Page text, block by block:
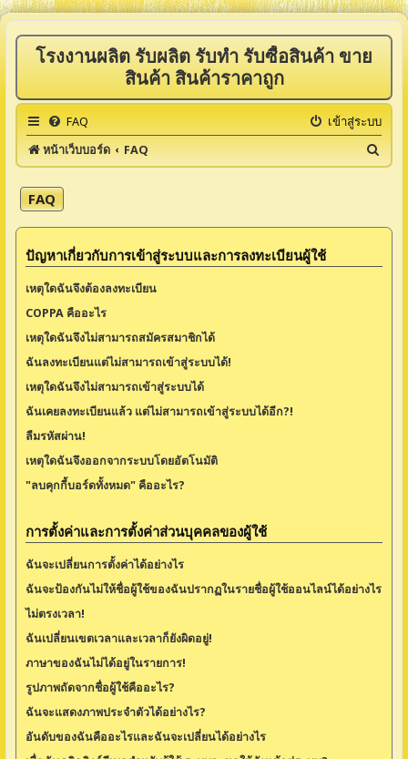
โรงงานผลิต รับผลิต รับทำ รับซื้อสินค้า ขาย
สินค้า สินค้าราคาถูก
FAQ
เข้าสู่ระบบ
หน้าเว็บบอร์ด
FAQ
น
FAQ
ปัญหาเกี่ยวกับการเข้าสู่ระบบและการลงทะเบียนผู้ใช้
เหตุใดฉันจึงต้องลงทะเบียน
COPPA คืออะไร
เหตุใดฉันจึงไม่สามารถสมัครสมาชิกได้
ฉันลงทะเบียนแต่ไม่สามารถเข้าสู่ระบบได้!
เหตุใดฉันจึงไม่สามารถเข้าสู่ระบบได้
ฉันเคยลงทะเบียนแล้ว แต่ไม่สามารถเข้าสู่ระบบได้อีก?!
ลืมรหัสผ่าน!
เหตุใดฉันจึงออกจากระบบโดยอัตโนมัติ
"ลบคุกกี้บอร์ดทั้งหมด" คืออะไร?
การตั้งค่าและการตั้งค่าส่วนบุคคลของผู้ใช้
ฉันจะเปลี่ยนการตั้งค่าได้อย่างไร
ฉันจะป้องกันไม่ให้ชื่อผู้ใช้ของฉันปรากฏในรายชื่อผู้ใช้ออนไลน์ได้อย่างไร
ไม่ตรงเวลา!
ฉันเปลี่ยนเขตเวลาและเวลาก็ยังผิดอยู่!
ภาษาของฉันไม่ได้อยู่ในรายการ!
รูปภาพถัดจากชื่อผู้ใช้คืออะไร?
ฉันจะแสดงภาพประจำตัวได้อย่างไร?
อันดับของฉันคืออะไรและฉันจะเปลี่ยนได้อย่างไร